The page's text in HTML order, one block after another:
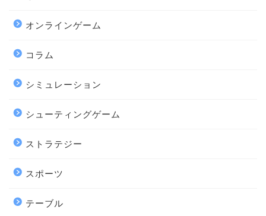
オンラインゲーム
コラム
シミュレーション
シューティングゲーム
ストラテジー
スポーツ
テーブル